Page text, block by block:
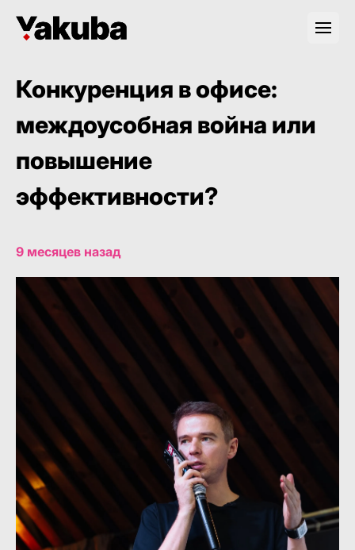
Конкуренция в офисе:
междоусобная война или
повышение
эффективности?
9 месяцев назад